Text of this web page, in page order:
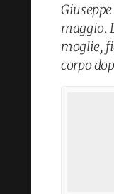
maggio.
moglie,
corpo